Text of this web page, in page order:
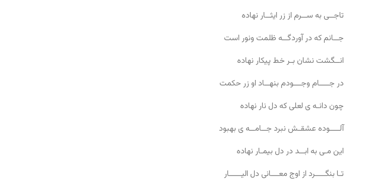
تاجــی به ســرم از زر ایثــار نهاده
جــانم که در آوردگــه ظلمت ونور است
انــگشت نشان بـر خط پیکار نهاده
در جــــام وجـــودم بنهــاد او زر حکمت
چون دانـه ی لعلی که دل نار نهاده
آلــــوده عشقـش نبرد جــامــه ی بهبود
این مـی به ابــد در دل بیمـار نهاده
تـا بنگــــرد از اوج معـــانی دل الیـــــار